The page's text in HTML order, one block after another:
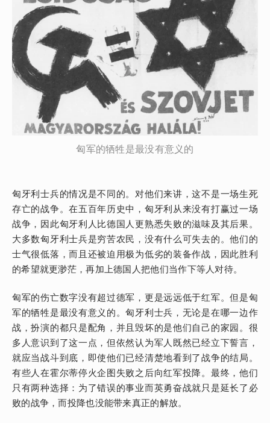
匈军的牺牲是最没有意义的
匈牙利士兵的情况是不同的。对他们来讲，这不是一场生死
存亡的战争。在五百年历史中，匈牙利从来没有打赢过一场
战争，因此匈牙利人比德国人更熟悉失败的滋味及其后果。
大多数匈牙利士兵是穷苦农民，没有什么可失去的。他们的
士气很低落，而且还被迫用极为低劣的装备作战，因此胜利
的希望就更渺茫，再加上德国人把他们当作下等人对待。
匈军的伤亡数字没有超过德军，更是远远低于红军。但是匈
军的牺牲是最没有意义的。匈牙利士兵，无论是在哪一边作
战，扮演的都只是配角，并且毁坏的是他们自己的家园。很
多人意识到了这一点，但依然认为军人既然已经立下誓言，
就应当战斗到底，即使他们已经清楚地看到了战争的结局。
有些人在霍尔蒂停火企图失败之后向红军投降。最终，他们
只有两种选择：为了错误的事业而英勇奋战就只是延长了必
败的战争，而投降也没能带来真正的解放。